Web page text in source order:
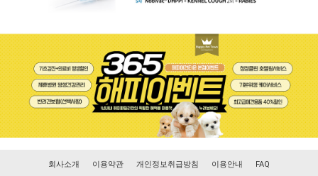
회사소개 이용약관 개인정보취급방침 이용안내 FAQ